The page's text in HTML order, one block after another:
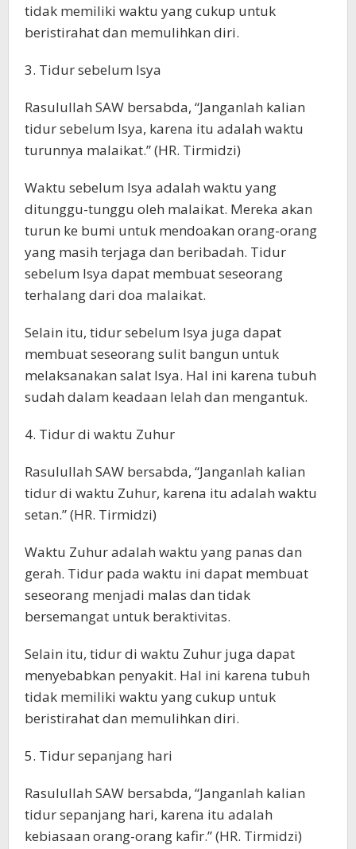
tidak memiliki waktu yang cukup untuk
beristirahat dan memulihkan diri.
3. Tidur sebelum Isya
Rasulullah SAW bersabda, “Janganlah kalian
tidur sebelum Isya, karena itu adalah waktu
turunnya malaikat.” (HR. Tirmidzi)
Waktu sebelum Isya adalah waktu yang
ditunggu-tunggu oleh malaikat. Mereka akan
turun ke bumi untuk mendoakan orang-orang
yang masih terjaga dan beribadah. Tidur
sebelum Isya dapat membuat seseorang
terhalang dari doa malaikat.
Selain itu, tidur sebelum Isya juga dapat
membuat seseorang sulit bangun untuk
melaksanakan salat Isya. Hal ini karena tubuh
sudah dalam keadaan lelah dan mengantuk.
4. Tidur di waktu Zuhur
Rasulullah SAW bersabda, “Janganlah kalian
tidur di waktu Zuhur, karena itu adalah waktu
setan.” (HR. Tirmidzi)
Waktu Zuhur adalah waktu yang panas dan
gerah. Tidur pada waktu ini dapat membuat
seseorang menjadi malas dan tidak
bersemangat untuk beraktivitas.
Selain itu, tidur di waktu Zuhur juga dapat
menyebabkan penyakit. Hal ini karena tubuh
tidak memiliki waktu yang cukup untuk
beristirahat dan memulihkan diri.
5. Tidur sepanjang hari
Rasulullah SAW bersabda, “Janganlah kalian
tidur sepanjang hari, karena itu adalah
kebiasaan orang-orang kafir.” (HR. Tirmidzi)